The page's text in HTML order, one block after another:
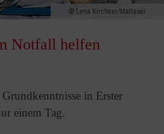
Lena Kirchner/Malteser
Notfall helfen
in Erster
einem Tag.